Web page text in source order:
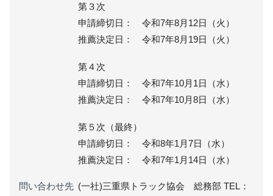
第３次
申請締切日： 令和7年8月12日（火）
推薦決定日： 令和7年8月19日（火）
第４次
申請締切日： 令和7年10月1日（水）
推薦決定日： 令和7年10月8日（水）
第５次（最終）
申請締切日： 令和8年1月7日（水）
推薦決定日： 令和7年1月14日（水）
問い合わせ先 (一社)三重県トラック協会 総務部 TEL：